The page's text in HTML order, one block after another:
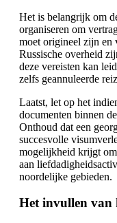
Het is belangrijk om
organiseren om
moet origineel zijn en
Russische overheid
deze vereisten kan
zelfs geannuleerde
Laatst, let op het
documenten binnen
Onthoud dat een
succesvolle
mogelijkheid krijgt om
aan
noordelijke gebieden.
Het invullen van